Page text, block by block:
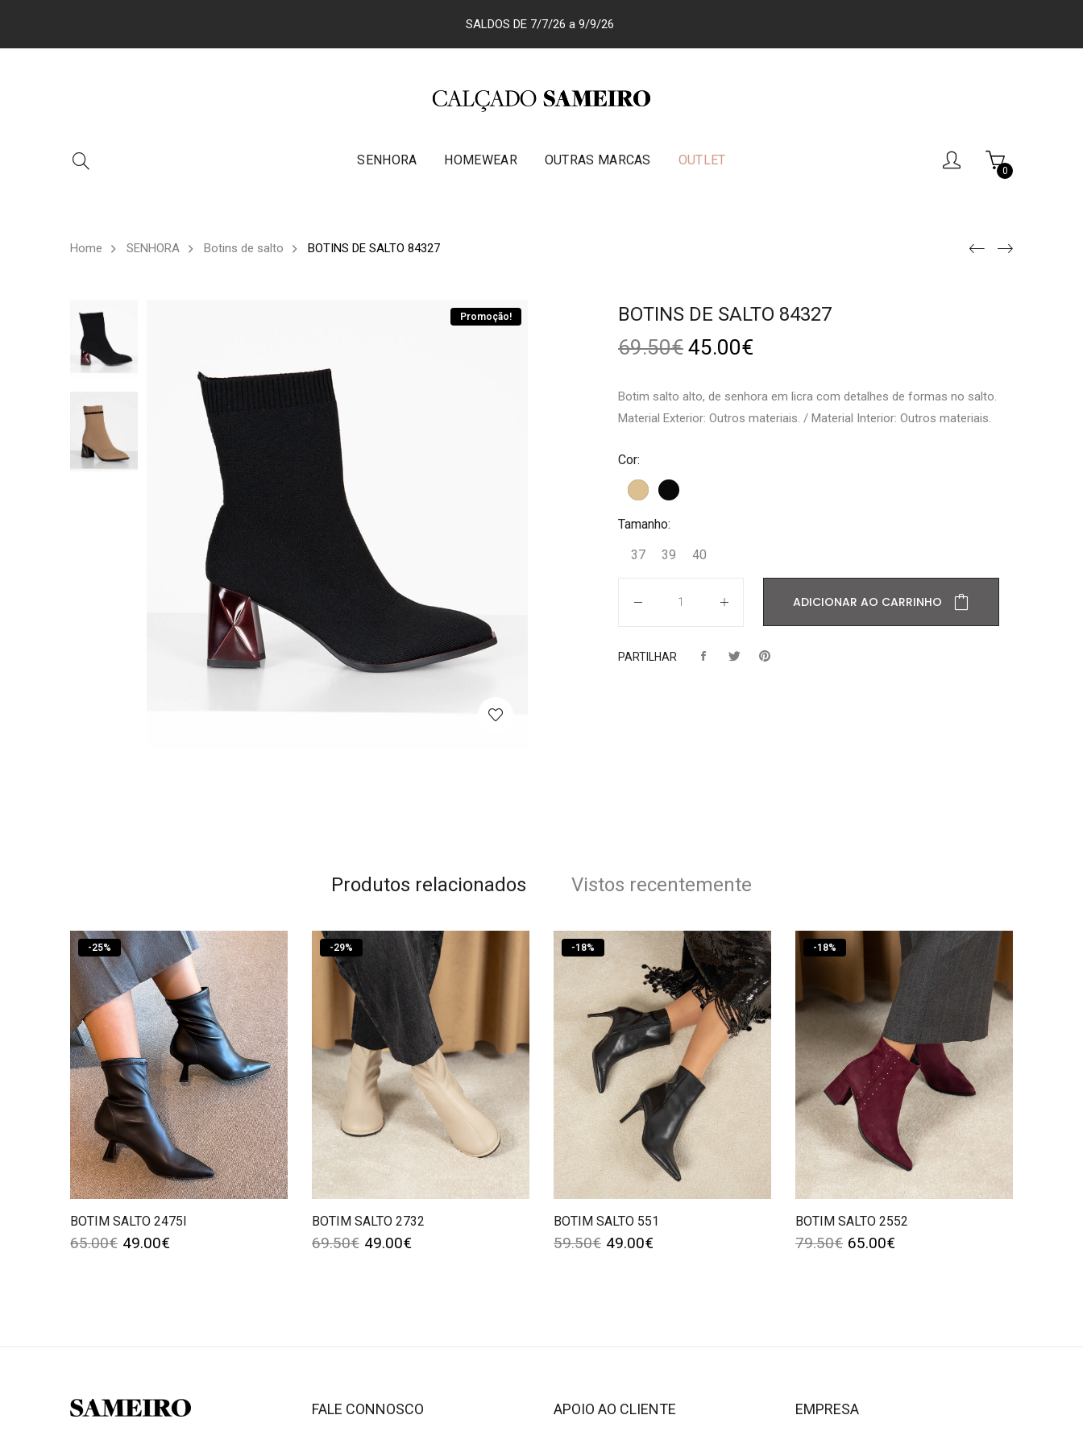
SALDOS DE 7/7/26 a 9/9/26
SENHORA HOMEWEAR OUTRAS MARCAS OUTLET
0
Home SENHORA Botins de salto BOTINS DE SALTO 84327
Promoção! BOTINS DE SALTO 84327
69.50€ 45.00€
Botim salto alto, de senhora em licra com detalhes de formas no salto.
Material Exterior: Outros materiais. / Material Interior: Outros materiais.
Cor:
Tamanho:
37
39 40
ADICIONAR AO CARRINHO
PARTILHAR
Produtos relacionados Vistos recentemente
-25%
BOTIM SALTO 2475I
65.00€ 49.00€
-29%
BOTIM SALTO 2732
69.50€ 49.00€
-18%
BOTIM SALTO 551
59.50€ 49.00€
-18%
BOTIM SALTO 2552
79.50€ 65.00€
FALE CONNOSCO APOIO AO CLIENTE EMPRESA